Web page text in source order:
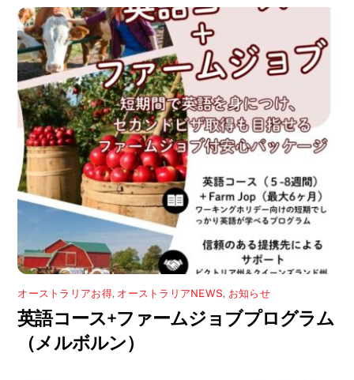
新
し
い
ウ
ィ
ン
ド
ウ
で
開
き
ま
す
)
開
き
ま
す
)
オーストラリアお得, オーストラリアNEWS, お知らせ
英語コース+ファームジョブプログラム
（メルボルン）